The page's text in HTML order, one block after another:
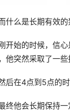
么是长期有效的
始的时候，信心
他突然采取了一
在4点到5点的时
他会长期保持一定